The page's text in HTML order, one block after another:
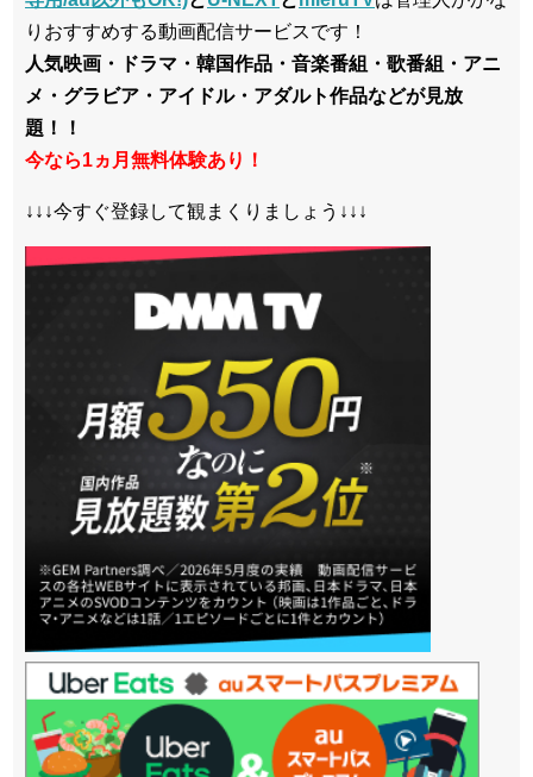
りおすすめする動画配信サービスです！
人気映画・ドラマ・韓国作品・音楽番組・歌番組・アニ
メ・グラビア・アイドル・アダルト作品などが見放
題！！
今なら1ヵ月無料体験あり！
↓↓↓今すぐ登録して観まくりましょう↓↓↓